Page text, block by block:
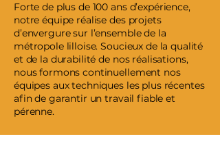
Forte de plus de 100 ans d’expérience,
notre équipe réalise des projets
d’envergure sur l’ensemble de la
métropole lilloise. Soucieux de la qualité
et de la durabilité de nos réalisations,
nous formons continuellement nos
équipes aux techniques les plus récentes
afin de garantir un travail fiable et
pérenne.